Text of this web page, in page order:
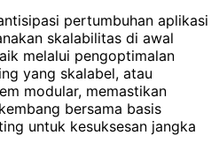
pertumbuhan aplikasi
skalabilitas di awal
melalui pengoptimalan
yang skalabel, atau
modular, memastikan
bersama basis
untuk kesuksesan jangka